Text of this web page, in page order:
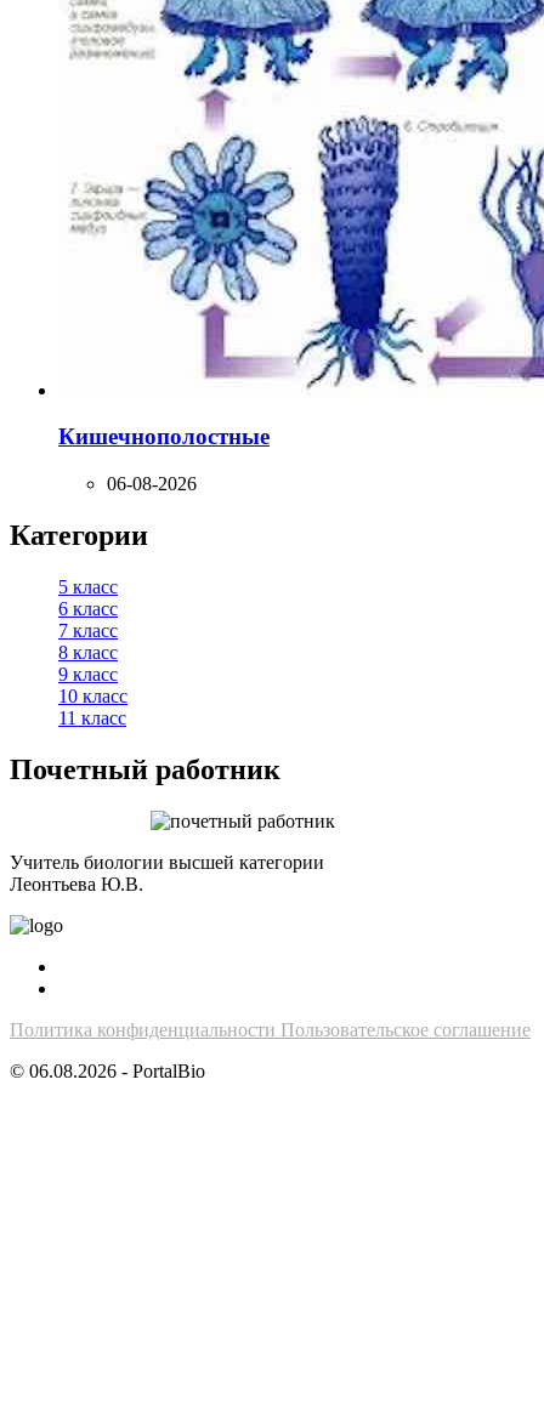
Кишечнополостные
06-08-2026
Категории
5 класс
6 класс
7 класс
8 класс
9 класс
10 класс
11 класс
Почетный работник
Учитель биологии высшей категории
Леонтьева Ю.В.
Политика конфиденциальности Пользовательское соглашение
© 06.08.2026 - PortalBio